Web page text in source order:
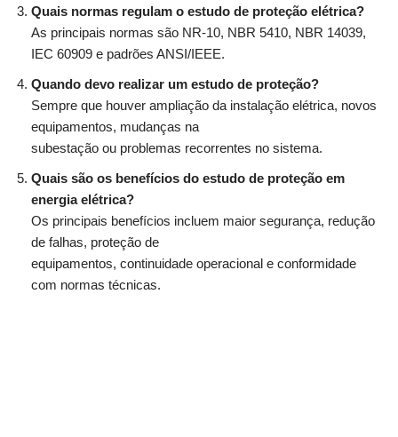
Quais normas regulam o estudo de proteção elétrica?
As principais normas são NR-10, NBR 5410, NBR 14039,
IEC 60909 e padrões ANSI/IEEE.
Quando devo realizar um estudo de proteção?
Sempre que houver ampliação da instalação elétrica, novos
equipamentos, mudanças na
subestação ou problemas recorrentes no sistema.
Quais são os benefícios do estudo de proteção em
energia elétrica?
Os principais benefícios incluem maior segurança, redução
de falhas, proteção de
equipamentos, continuidade operacional e conformidade
com normas técnicas.